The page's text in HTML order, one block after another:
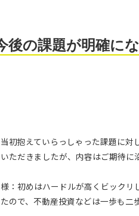
後の課題が明確に
初抱えていらっしゃった課題に
ただきましたが、内容はご期待
：初めはハードルが高くビック
ので、不動産投資などは一歩も二